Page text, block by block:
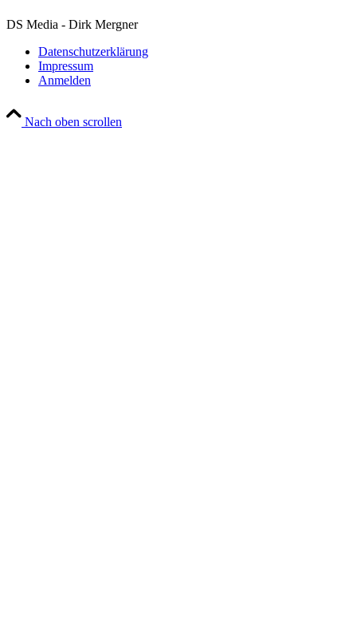
DS Media - Dirk Mergner
Datenschutzerklärung
Impressum
Anmelden
Nach oben scrollen